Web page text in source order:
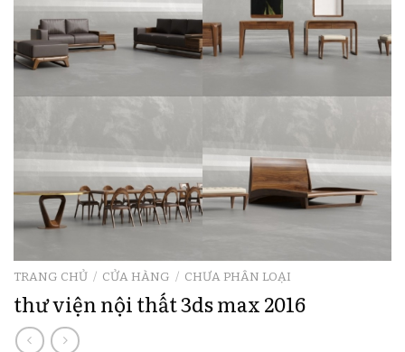
TRANG CHỦ / CỬA HÀNG / CHƯA PHÂN LOẠI
thư viện nội thất 3ds max 2016